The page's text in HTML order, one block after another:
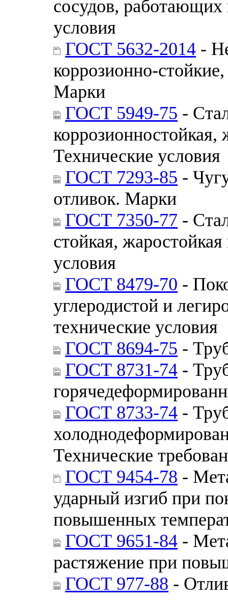
сосудов, работающих
условия
ГОСТ 5632-2014 -
коррозионно-
Марки
ГОСТ 5949-75 -
Технические условия
ГОСТ 7293-85 -
отливок. Марки
ГОСТ 7350-77 -
стойкая,
условия
ГОСТ 8479-70 -
углеродистой и
технические условия
ГОСТ 8694-75 -
ГОСТ 8731-74 -
ГОСТ 8733-74 -
Технические
ГОСТ 9454-78 -
ударный изгиб при
повышенных
ГОСТ 9651-84 -
растяжение при
ГОСТ 977-88 -